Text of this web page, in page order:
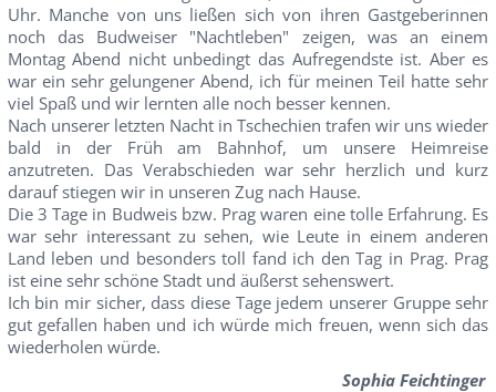
Uhr. Manche von uns ließen sich von ihren Gastgeberinnen
noch das Budweiser "Nachtleben" zeigen, was an einem
Montag Abend nicht unbedingt das Aufregendste ist. Aber es
war ein sehr gelungener Abend, ich für meinen Teil hatte sehr
viel Spaß und wir lernten alle noch besser kennen.
Nach unserer letzten Nacht in Tschechien trafen wir uns wieder
bald in der Früh am Bahnhof, um unsere Heimreise
anzutreten. Das Verabschieden war sehr herzlich und kurz
darauf stiegen wir in unseren Zug nach Hause.
Die 3 Tage in Budweis bzw. Prag waren eine tolle Erfahrung. Es
war sehr interessant zu sehen, wie Leute in einem anderen
Land leben und besonders toll fand ich den Tag in Prag. Prag
ist eine sehr schöne Stadt und äußerst sehenswert.
Ich bin mir sicher, dass diese Tage jedem unserer Gruppe sehr
gut gefallen haben und ich würde mich freuen, wenn sich das
wiederholen würde.
Sophia Feichtinger